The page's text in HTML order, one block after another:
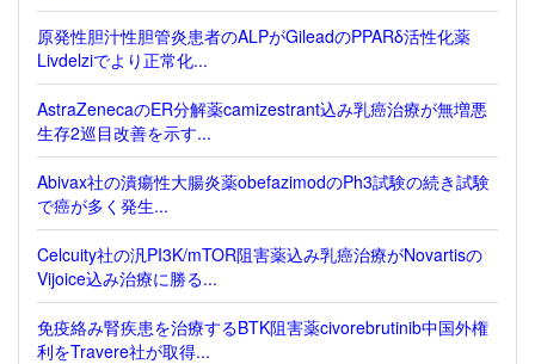
原発性胆汁性胆管炎患者のALPがGileadのPPARδ活性化薬
Livdelziでより正常化...
AstraZenecaのER分解薬camizestrant込み乳癌治療が無増悪
生存2巡目改善を示す...
Abivax社の潰瘍性大腸炎薬obefazimodのPh3試験の続き試験
で癌が多く発生...
Celcuity社の汎PI3K/mTOR阻害薬込み乳癌治療がNovartisの
Vijoice込み治療に勝る...
免疫絡み腎疾患を治療するBTK阻害薬civorebrutinib中国外権
利をTravere社が取得...